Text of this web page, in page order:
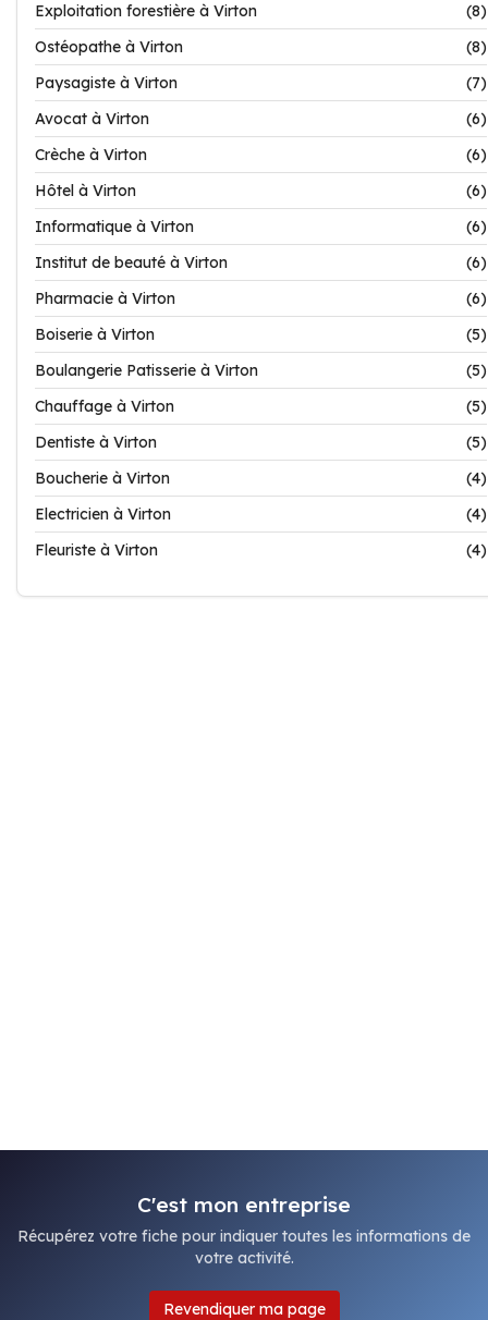
Exploitation forestière à Virton
(8)
Ostéopathe à Virton
(8)
Paysagiste à Virton
(7)
Avocat à Virton
(6)
Crèche à Virton
(6)
Hôtel à Virton
(6)
Informatique à Virton
(6)
Institut de beauté à Virton
(6)
Pharmacie à Virton
(6)
Boiserie à Virton
(5)
Boulangerie Patisserie à Virton
(5)
Chauffage à Virton
(5)
Dentiste à Virton
(5)
Boucherie à Virton
(4)
Electricien à Virton
(4)
Fleuriste à Virton
(4)
C'est mon entreprise
Récupérez votre fiche pour indiquer toutes les informations de
votre activité.
Revendiquer ma page